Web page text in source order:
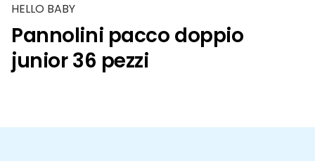
HELLO BABY
Pannolini pacco doppio
junior 36 pezzi